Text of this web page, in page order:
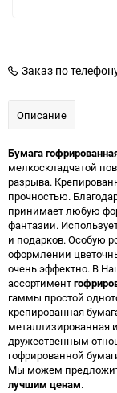
Заказ по
Описание
Бумага
мелкоскладчатой
разрыва.
прочностью.
принимает любую
фантазии.
и подарков. Особую
оформлении
очень эффектно. В
ассортимент
гаммы простой
крепированная
металлизированная
дружественным
гофрированной
Мы можем
лучшим ценам.